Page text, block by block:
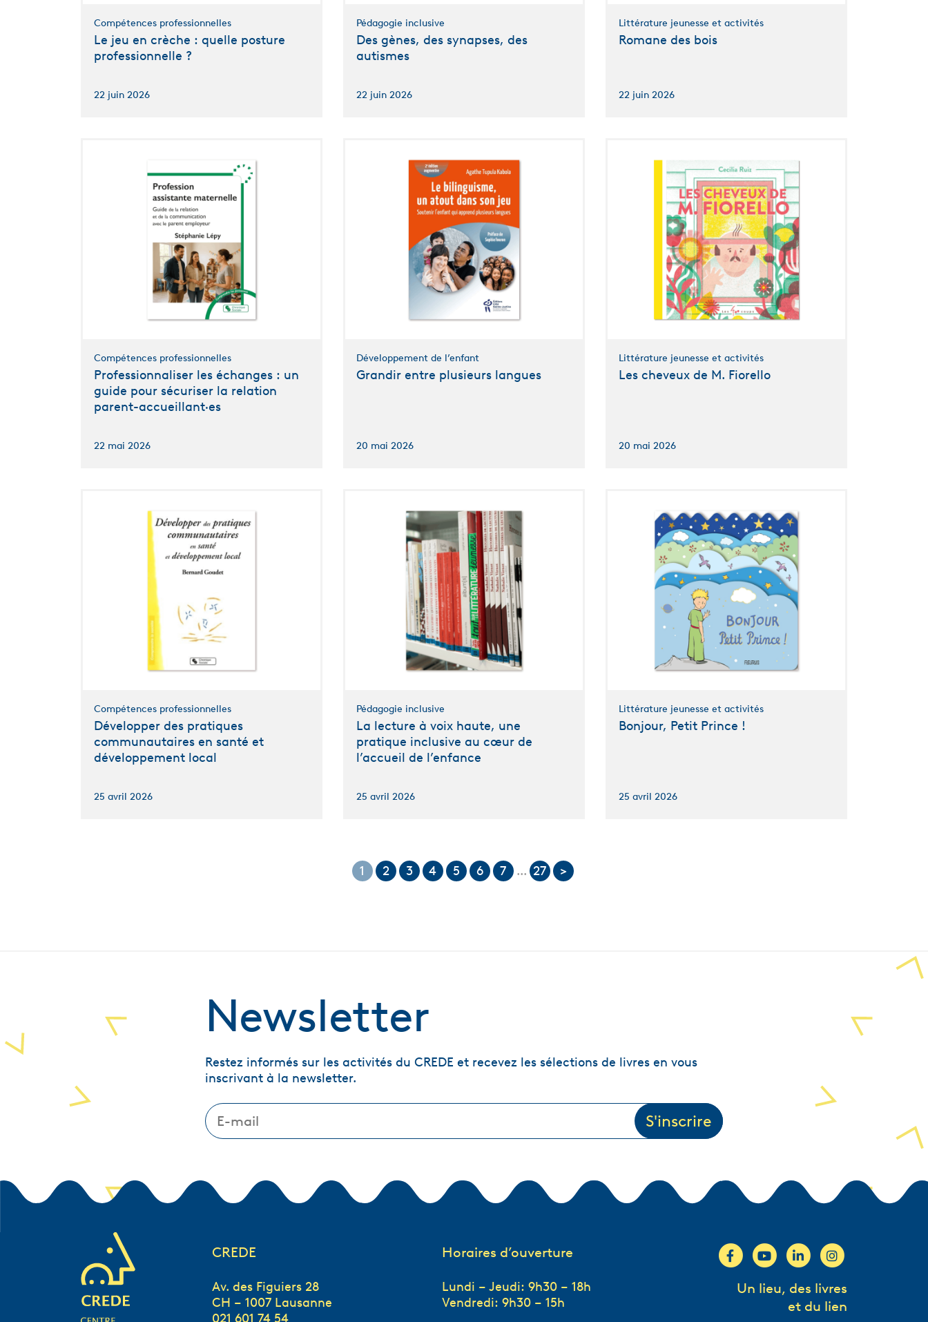
Compétences professionnelles
Le jeu en crèche : quelle posture
professionnelle ?
22 juin 2026
Pédagogie inclusive
Des gènes, des synapses, des
autismes
22 juin 2026
Littérature jeunesse et activités
Romane des bois
22 juin 2026
Compétences professionnelles
Professionnaliser les échanges : un
guide pour sécuriser la relation
parent-accueillant·es
22 mai 2026
Développement de l’enfant
Grandir entre plusieurs langues
20 mai 2026
Littérature jeunesse et activités
Les cheveux de M. Fiorello
20 mai 2026
Compétences professionnelles
Développer des pratiques
communautaires en santé et
développement local
25 avril 2026
Pédagogie inclusive
La lecture à voix haute, une
pratique inclusive au cœur de
l’accueil de l’enfance
25 avril 2026
Littérature jeunesse et activités
Bonjour, Petit Prince !
25 avril 2026
1 2 3 4 5 6 7 ... 27 >
Newsletter
Restez informés sur les activités du CREDE et recevez les sélections de livres en vous
inscrivant à la newsletter.
CREDE
Av. des Figuiers 28
CH – 1007 Lausanne
021 601 74 54
Horaires d’ouverture
Lundi – Jeudi: 9h30 – 18h
Vendredi: 9h30 – 15h
Un lieu, des livres
et du lien